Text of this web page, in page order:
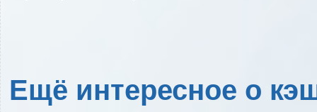
Ещё интересное о